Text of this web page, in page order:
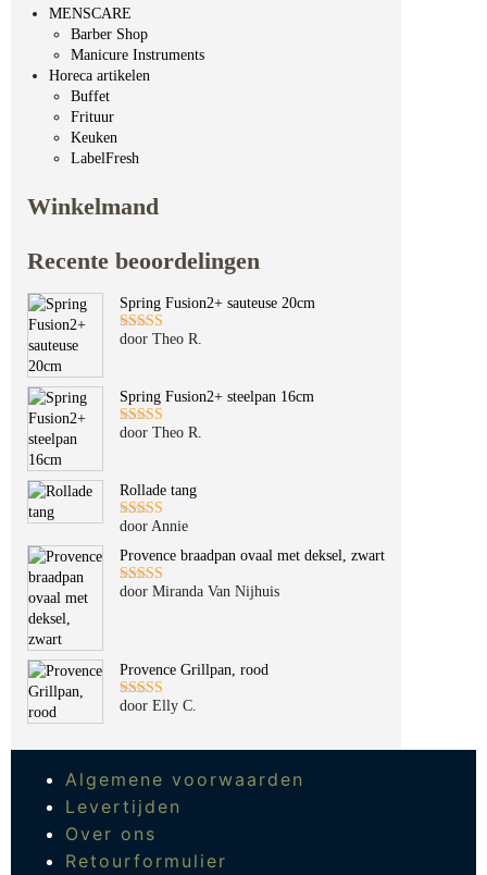
MENSCARE
Barber Shop
Manicure Instruments
Horeca artikelen
Buffet
Frituur
Keuken
LabelFresh
Winkelmand
Recente beoordelingen
Spring Fusion2+ sauteuse 20cm
Gewaardeerd
door Theo R.
Spring Fusion2+ steelpan 16cm
Gewaardeerd
door Theo R.
Rollade tang
Gewaardeerd
door Annie
Provence braadpan ovaal met deksel, zwart
Gewaardeerd
door Miranda Van Nijhuis
Provence Grillpan, rood
Gewaardeerd
door Elly C.
Algemene voorwaarden
Levertijden
Over ons
Retourformulier